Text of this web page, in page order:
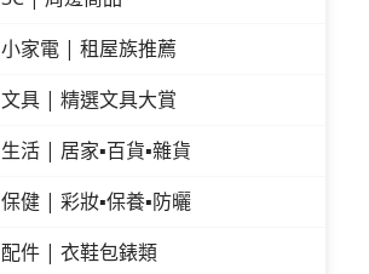
小家電 | 租屋族推薦
文具 | 精選文具大賞
生活 | 居家▪百貨▪雜貨
保健 | 彩妝▪保養▪防曬
配件 | 衣鞋包錶類